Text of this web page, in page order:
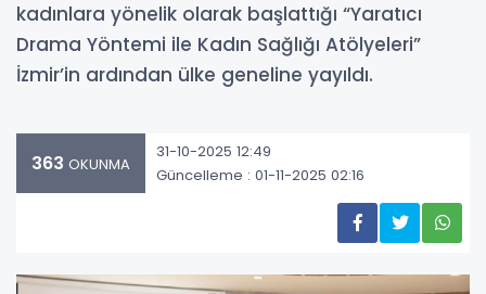
kadınlara yönelik olarak başlattığı “Yaratıcı
Drama Yöntemi ile Kadın Sağlığı Atölyeleri”
İzmir’in ardından ülke geneline yayıldı.
363 OKUNMA
31-10-2025 12:49
Güncelleme : 01-11-2025 02:16